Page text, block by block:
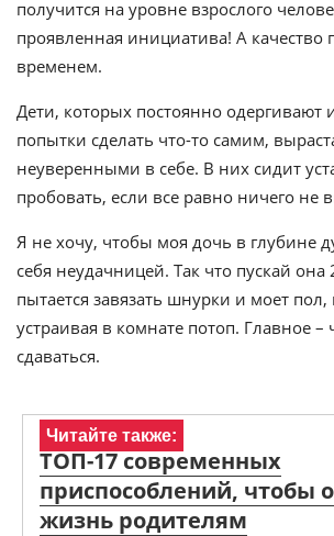
получится на уровне взрослого
проявленная инициатива! А качество
временем.
Дети, которых постоянно одергивают
попытки сделать что-то самим,
неуверенными в себе. В них сидит
пробовать, если все равно ничего не
Я не хочу, чтобы моя дочь в глубине
себя неудачницей. Так что пускай
пытается завязать шнурки и моет
устраивая в комнате потоп. Главное –
сдаваться.
Читайте также:
ТОП-17 современных
приспособлений, чтобы
жизнь родителям